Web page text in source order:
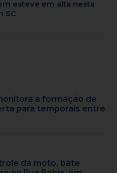
esteve em alta nesta
SC
a formação de
para temporais entre
da moto, bate